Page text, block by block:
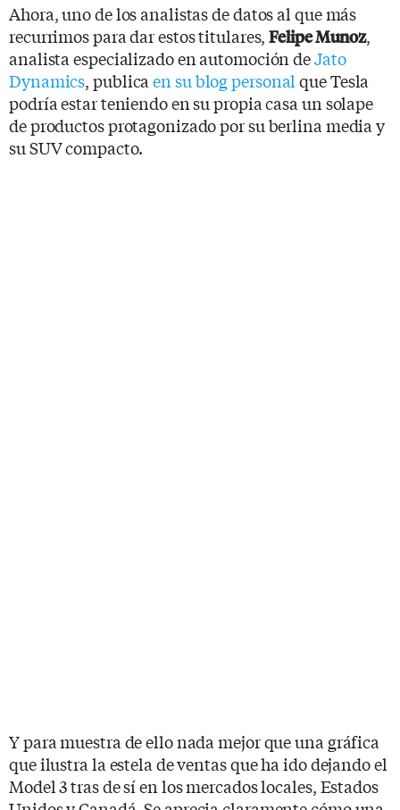
Ahora, uno de los analistas de datos al que más
recurrimos para dar estos titulares,Felipe Munoz,
analista especializado en automoción deJato
Dynamics, publicaen su blog personal que Tesla
podría estar teniendo en su propia casa un solape
de productos protagonizado por su berlina media y
su SUV compacto.
Y para muestra de ello nada mejor que una gráfica
que ilustra la estela de ventas que ha ido dejando el
Model 3 tras de sí en los mercados locales, Estados